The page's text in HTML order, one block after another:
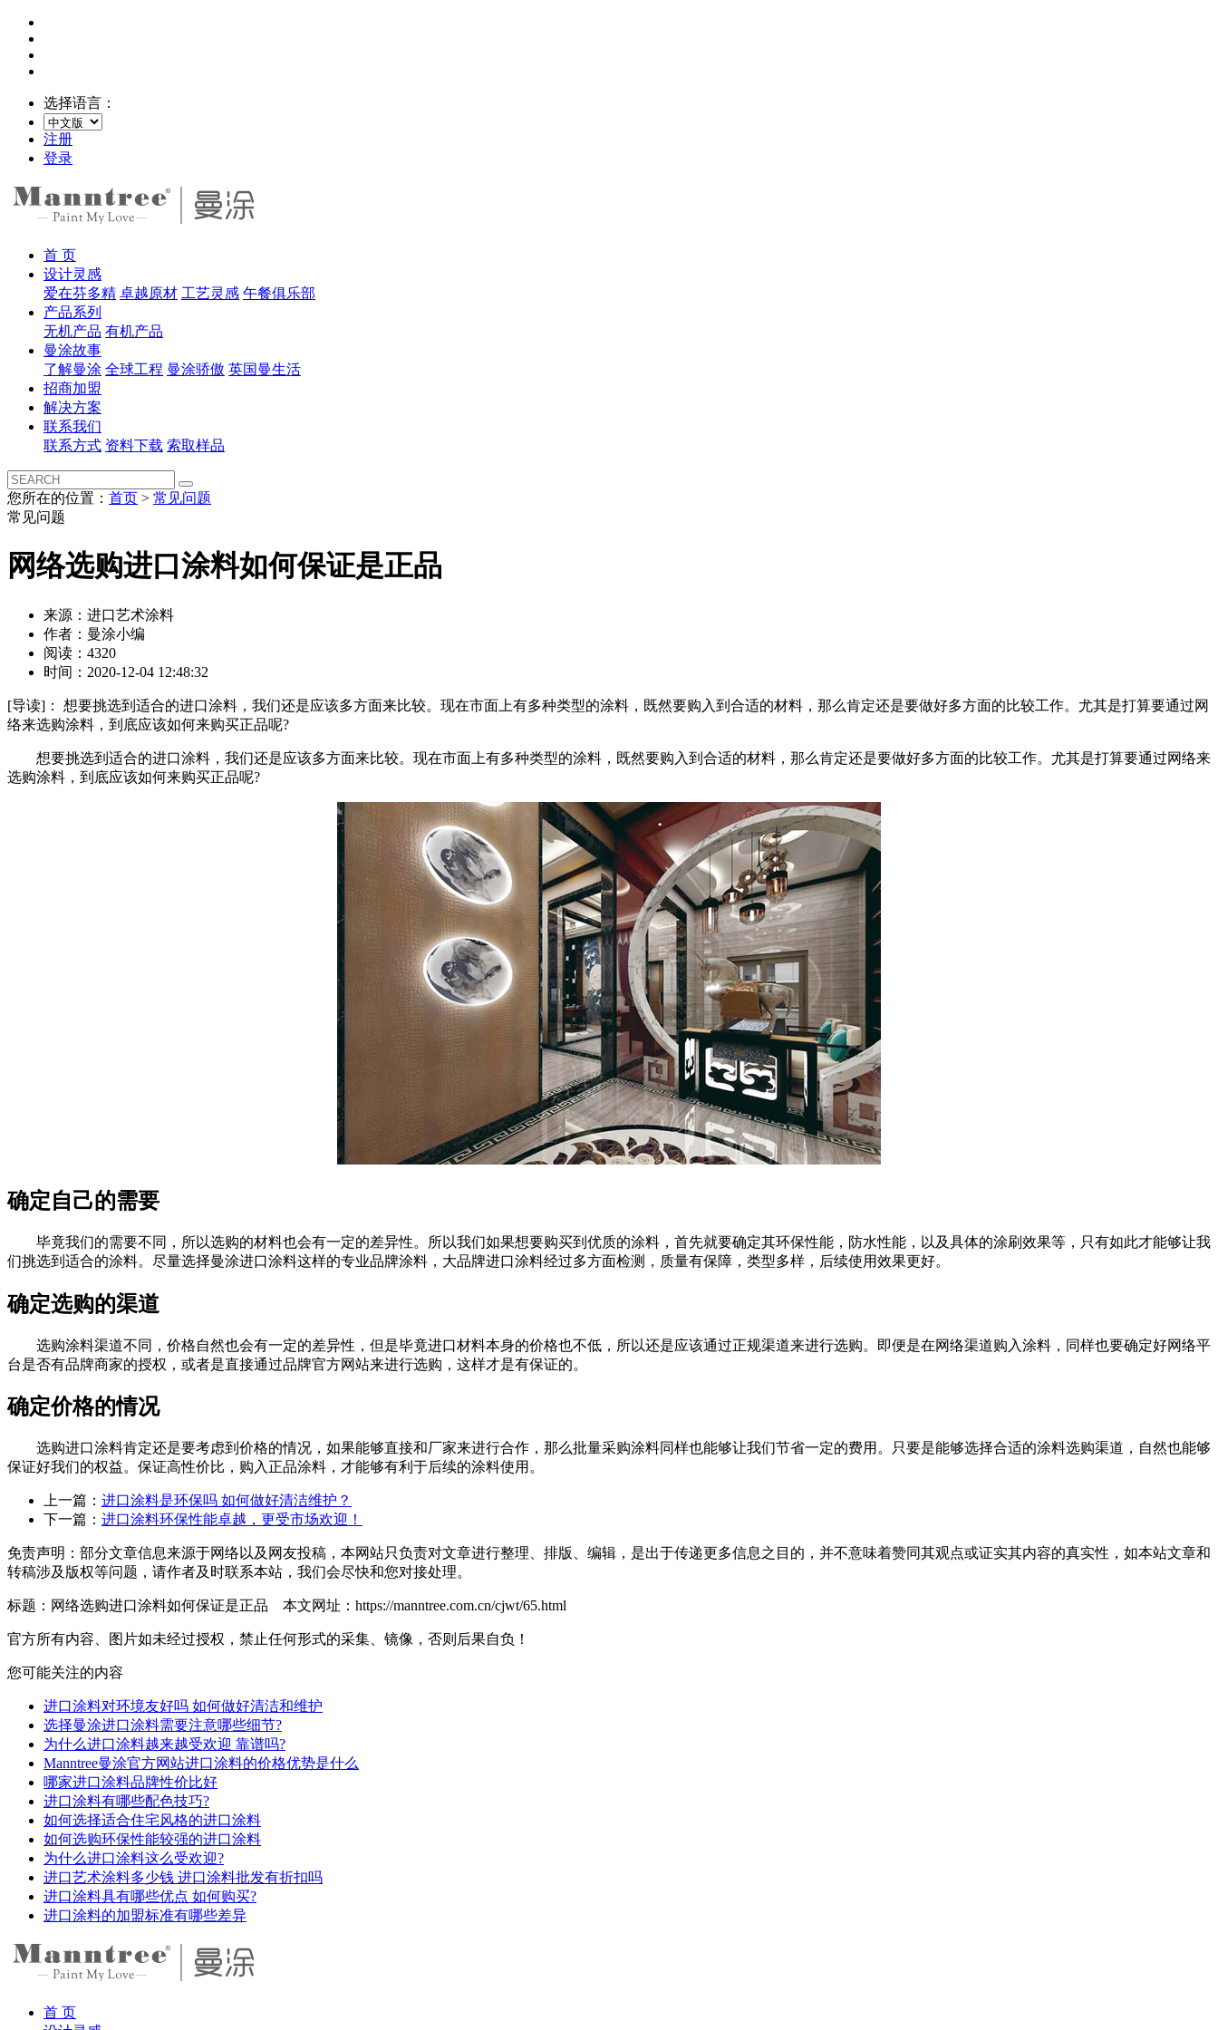
选择语言：
注册
登录
首 页
设计灵感
爱在芬多精 卓越原材 工艺灵感 午餐俱乐部
产品系列
无机产品 有机产品
曼涂故事
了解曼涂 全球工程 曼涂骄傲 英国曼生活
招商加盟
解决方案
联系我们
联系方式 资料下载 索取样品
您所在的位置： 首页 > 常见问题
常见问题
网络选购进口涂料如何保证是正品
来源：进口艺术涂料
作者：曼涂小编
阅读：4320
时间：2020-12-04 12:48:32
[导读]：
想要挑选到适合的进口涂料，我们还是应该多方面来比较。现在市面上有多种类型的涂料，既然要购入到合适的材料，那么肯定还是要做好多方面的比较工作。尤其是打算要通过网
络来选购涂料，到底应该如何来购买正品呢?
想要挑选到适合的进口涂料，我们还是应该多方面来比较。现在市面上有多种类型的涂料，既然要购入到合适的材料，那么肯定还是要做好多方面的比较工作。尤其是打算要通过网络来
选购涂料，到底应该如何来购买正品呢?
确定自己的需要
毕竟我们的需要不同，所以选购的材料也会有一定的差异性。所以我们如果想要购买到优质的涂料，首先就要确定其环保性能，防水性能，以及具体的涂刷效果等，只有如此才能够让我
们挑选到适合的涂料。尽量选择曼涂进口涂料这样的专业品牌涂料，大品牌进口涂料经过多方面检测，质量有保障，类型多样，后续使用效果更好。
确定选购的渠道
选购涂料渠道不同，价格自然也会有一定的差异性，但是毕竟进口材料本身的价格也不低，所以还是应该通过正规渠道来进行选购。即便是在网络渠道购入涂料，同样也要确定好网络平
台是否有品牌商家的授权，或者是直接通过品牌官方网站来进行选购，这样才是有保证的。
确定价格的情况
选购进口涂料肯定还是要考虑到价格的情况，如果能够直接和厂家来进行合作，那么批量采购涂料同样也能够让我们节省一定的费用。只要是能够选择合适的涂料选购渠道，自然也能够
保证好我们的权益。保证高性价比，购入正品涂料，才能够有利于后续的涂料使用。
上一篇： 进口涂料是环保吗 如何做好清洁维护？
下一篇： 进口涂料环保性能卓越，更受市场欢迎！
免责声明：部分文章信息来源于网络以及网友投稿，本网站只负责对文章进行整理、排版、编辑，是出于传递更多信息之目的，并不意味着赞同其观点或证实其内容的真实性，如本站文章和
转稿涉及版权等问题，请作者及时联系本站，我们会尽快和您对接处理。
标题：网络选购进口涂料如何保证是正品 本文网址：https://manntree.com.cn/cjwt/65.html
官方所有内容、图片如未经过授权，禁止任何形式的采集、镜像，否则后果自负！
您可能关注的内容
进口涂料对环境友好吗 如何做好清洁和维护
选择曼涂进口涂料需要注意哪些细节?
为什么进口涂料越来越受欢迎 靠谱吗?
Manntree曼涂官方网站进口涂料的价格优势是什么
哪家进口涂料品牌性价比好
进口涂料有哪些配色技巧?
如何选择适合住宅风格的进口涂料
如何选购环保性能较强的进口涂料
为什么进口涂料这么受欢迎?
进口艺术涂料多少钱 进口涂料批发有折扣吗
进口涂料具有哪些优点 如何购买?
进口涂料的加盟标准有哪些差异
首 页